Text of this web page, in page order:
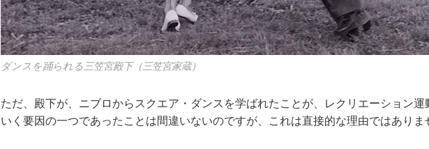
ダンスを踊られる三笠宮殿下（三笠宮家蔵）
ただ、殿下が、ニブロからスクエア・ダンスを学ばれたことが、レクリエーション運
いく要因の一つであったことは間違いないのですが、これは直接的な理由ではありま